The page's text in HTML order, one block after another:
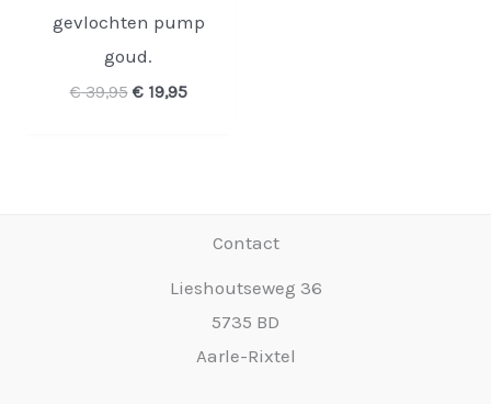
gevlochten pump
goud.
€39,95 Oorspronkelijke
€19,95Huidige
Contact
Lieshoutseweg 36
5735 BD
Aarle-Rixtel